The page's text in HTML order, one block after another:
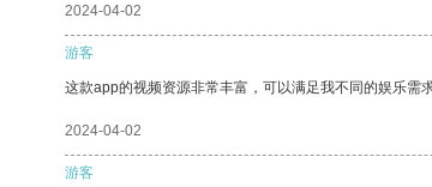
2024-04-02
游客
这款app的视频资源非常丰富，可以满足我不同的娱乐需求
2024-04-02
游客